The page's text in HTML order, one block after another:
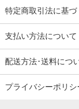
特定商取引法に基づ
支払い方法について
配送方法･送料につ
プライバシーポリシ